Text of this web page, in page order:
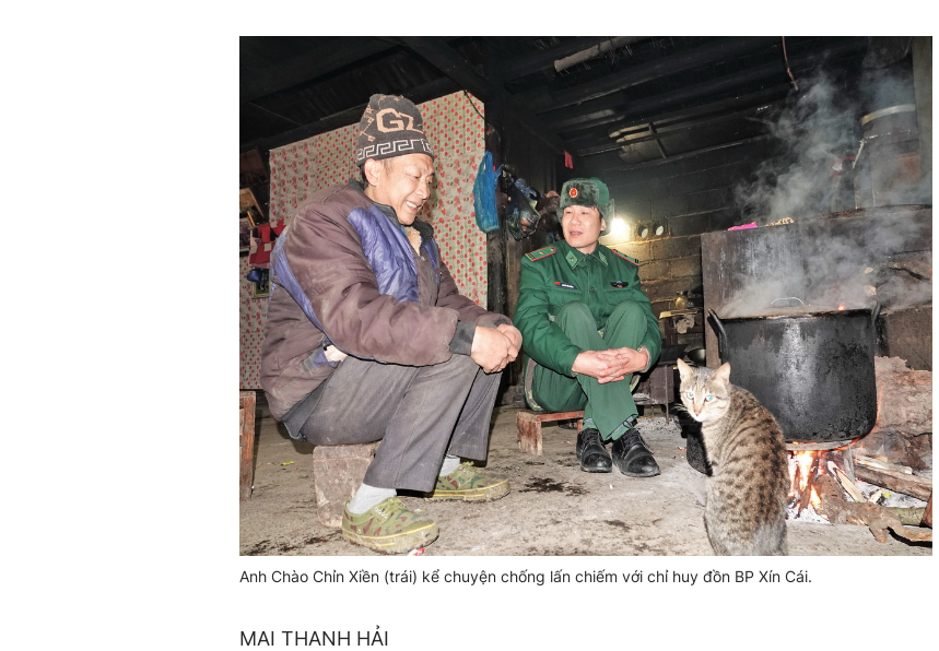
Anh Chào Chỉn Xiền (trái) kể chuyện chống lấn chiếm với chỉ huy đồn BP Xín Cái.
MAI THANH HẢI